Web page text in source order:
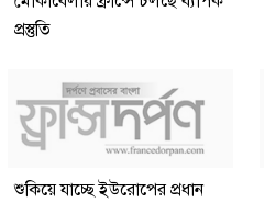
প্রস্তুতি
শুকিয়ে যাচ্ছে ইউরোপের প্রধান